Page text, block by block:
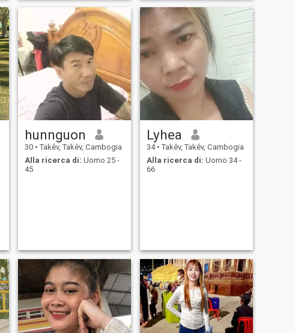
hunnguon
30 • Takêv, Takêv, Cambogia
Alla ricerca di: Uomo 25 -
45
Lyhea
34 • Takêv, Takêv, Cambogia
Alla ricerca di: Uomo 34 -
66